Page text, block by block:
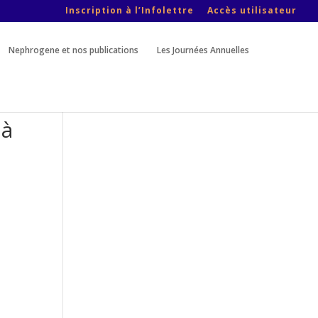
Inscription à l’Infolettre Accès utilisateur
Nephrogene et nos publications Les Journées Annuelles